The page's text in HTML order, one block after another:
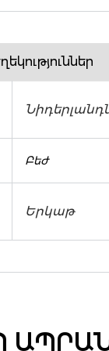
Բեժ
Երկաթ